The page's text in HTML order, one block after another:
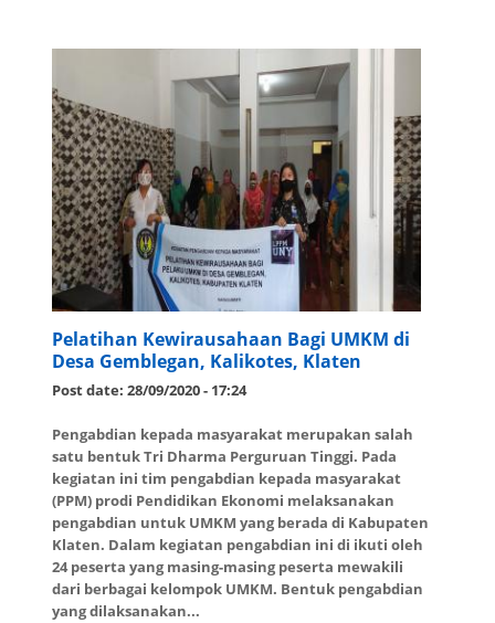
Pelatihan Kewirausahaan Bagi UMKM di
Desa Gemblegan, Kalikotes, Klaten
Post date: 28/09/2020 - 17:24
Pengabdian kepada masyarakat merupakan salah
satu bentuk Tri Dharma Perguruan Tinggi. Pada
kegiatan ini tim pengabdian kepada masyarakat
(PPM) prodi Pendidikan Ekonomi melaksanakan
pengabdian untuk UMKM yang berada di Kabupaten
Klaten. Dalam kegiatan pengabdian ini di ikuti oleh
24 peserta yang masing-masing peserta mewakili
dari berbagai kelompok UMKM. Bentuk pengabdian
yang dilaksanakan...